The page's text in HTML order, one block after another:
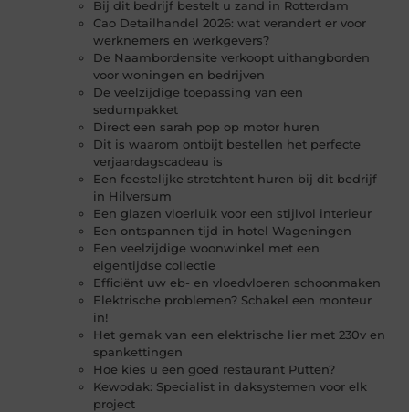
Bij dit bedrijf bestelt u zand in Rotterdam
Cao Detailhandel 2026: wat verandert er voor
werknemers en werkgevers?
De Naambordensite verkoopt uithangborden
voor woningen en bedrijven
De veelzijdige toepassing van een
sedumpakket
Direct een sarah pop op motor huren
Dit is waarom ontbijt bestellen het perfecte
verjaardagscadeau is
Een feestelijke stretchtent huren bij dit bedrijf
in Hilversum
Een glazen vloerluik voor een stijlvol interieur
Een ontspannen tijd in hotel Wageningen
Een veelzijdige woonwinkel met een
eigentijdse collectie
Efficiënt uw eb- en vloedvloeren schoonmaken
Elektrische problemen? Schakel een monteur
in!
Het gemak van een elektrische lier met 230v en
spankettingen
Hoe kies u een goed restaurant Putten?
Kewodak: Specialist in daksystemen voor elk
project